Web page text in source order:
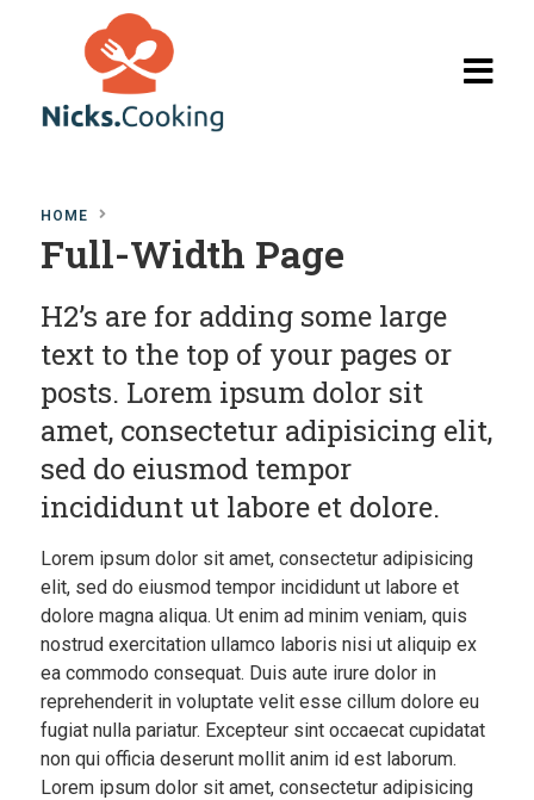
Browse
Recipes
The Blog
My Account
HOME
Full-Width Page
H2’s are for adding some large
text to the top of your pages or
posts. Lorem ipsum dolor sit
amet, consectetur adipisicing elit,
sed do eiusmod tempor
incididunt ut labore et dolore.
Lorem ipsum dolor sit amet, consectetur adipisicing
elit, sed do eiusmod tempor incididunt ut labore et
dolore magna aliqua. Ut enim ad minim veniam, quis
nostrud exercitation ullamco laboris nisi ut aliquip ex
ea commodo consequat. Duis aute irure dolor in
reprehenderit in voluptate velit esse cillum dolore eu
fugiat nulla pariatur. Excepteur sint occaecat cupidatat
non qui officia deserunt mollit anim id est laborum.
Lorem ipsum dolor sit amet, consectetur adipisicing